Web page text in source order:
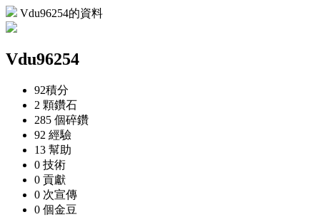
Vdu96254的資料
Vdu96254
92積分
2 顆鑽石
285 個碎鑽
92 經驗
13 幫助
0 技術
0 貢獻
0 次宣傳
0 個金豆